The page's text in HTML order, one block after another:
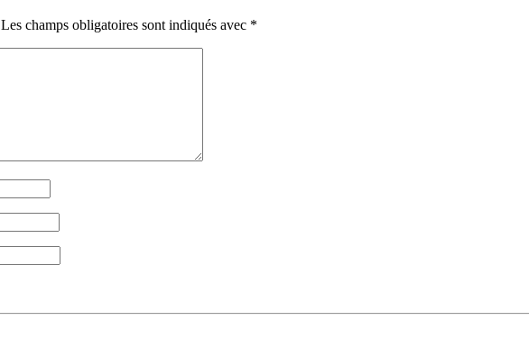
Les champs obligatoires sont indiqués avec *